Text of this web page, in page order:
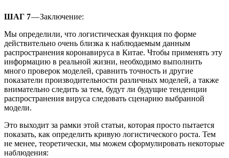
ШАГ 7— Заключение:
Мы определили, что логистическая функция по форме
действительно очень близка к наблюдаемым данным
распространения коронавируса в Китае. Чтобы применять эту
информацию в реальной жизни, необходимо выполнить
много проверок моделей, сравнить точность и другие
показатели производительности различных моделей, а также
внимательно следить за тем, будут ли будущие тенденции
распространения вируса следовать сценарию выбранной
модели.
Это выходит за рамки этой статьи, которая просто пытается
показать, как определить кривую логистического роста. Тем
не менее, теоретически, мы можем сформулировать некоторые
наблюдения: